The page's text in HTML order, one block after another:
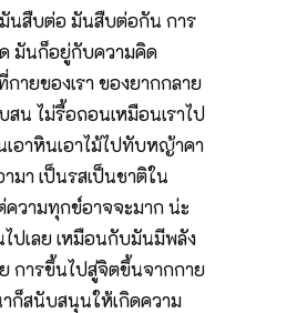
นสืบต่อ มันสืบต่อกัน การ
ด มันก็อยู่กับความคิด
ายของเรา ของยากกลาย
น ไม่รื้อถอนเหมือนเราไป
อาหินเอาไม้ไปทับหญ้าคา
มา เป็นรสเป็นชาติใน
วามทุกข์อาจจะมาก น่ะ
ปเลย เหมือนกับมันมีพลัง
การขึ้นไปสู่จิตขึ้นจากกาย
ก็สนับสนุนให้เกิดความ